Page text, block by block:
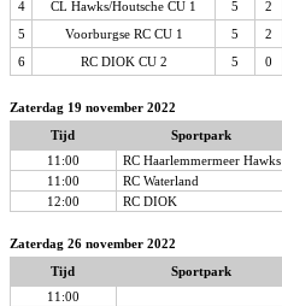
4
CL Hawks/Houtsche CU 1 5 2
5
Voorburgse RC CU 1 5 2
6
RC DIOK CU 2 5 0
Zaterdag 19 november 2022
Tijd
Sportpark
11:00
RC Haarlemmermeer Hawks
11:00
RC Waterland
12:00
RC DIOK
Zaterdag 26 november 2022
Tijd
Sportpark
11:00